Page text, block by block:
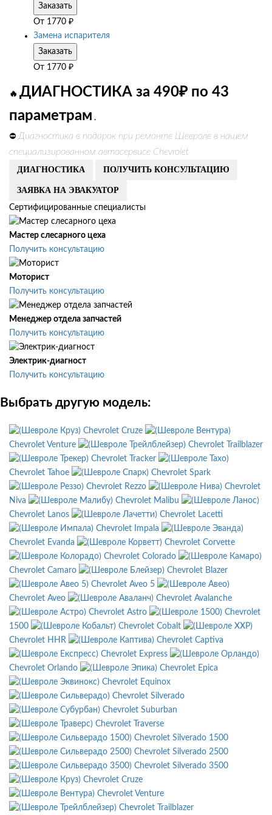
Заказать
От 1770 ₽
Замена испарителя
Заказать
От 1770 ₽
🔥 ДИАГНОСТИКА за 490₽ по 43
параметрам .
⛔ Диагностика в подарок при ремонте Шевроле в нашем
специализированном автосервисе Chevrolet
ДИАГНОСТИКА ПОЛУЧИТЬ КОНСУЛЬТАЦИЮ
ЗАЯВКА НА ЭВАКУАТОР
Сертифицированные специалисты
Мастер слесарного цеха
Получить консультацию
Моторист
Получить консультацию
Менеджер отдела запчастей
Получить консультацию
Электрик-диагност
Получить консультацию
Выбрать другую модель:
Chevrolet Cruze
Chevrolet Venture
Chevrolet Trailblazer
Chevrolet Tracker
Chevrolet Tahoe
Chevrolet Spark
Chevrolet Rezzo
Chevrolet
Niva
Chevrolet Malibu
Chevrolet Lanos
Chevrolet Lacetti
Chevrolet Impala
Chevrolet Evanda
Chevrolet Corvette
Chevrolet Colorado
Chevrolet Camaro
Chevrolet Blazer
Chevrolet Aveo 5
Chevrolet Aveo
Chevrolet Avalanche
Chevrolet Astro
Chevrolet
1500
Chevrolet Cobalt
Chevrolet HHR
Chevrolet Captiva
Chevrolet Express
Chevrolet Orlando
Chevrolet Epica
Chevrolet Equinox
Chevrolet Silverado
Chevrolet Suburban
Chevrolet Traverse
Chevrolet Silverado 1500
Chevrolet Silverado 2500
Chevrolet Silverado 3500
Chevrolet Cruze
Chevrolet Venture
Chevrolet Trailblazer